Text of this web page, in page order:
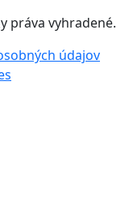
práva vyhradené.
údajov